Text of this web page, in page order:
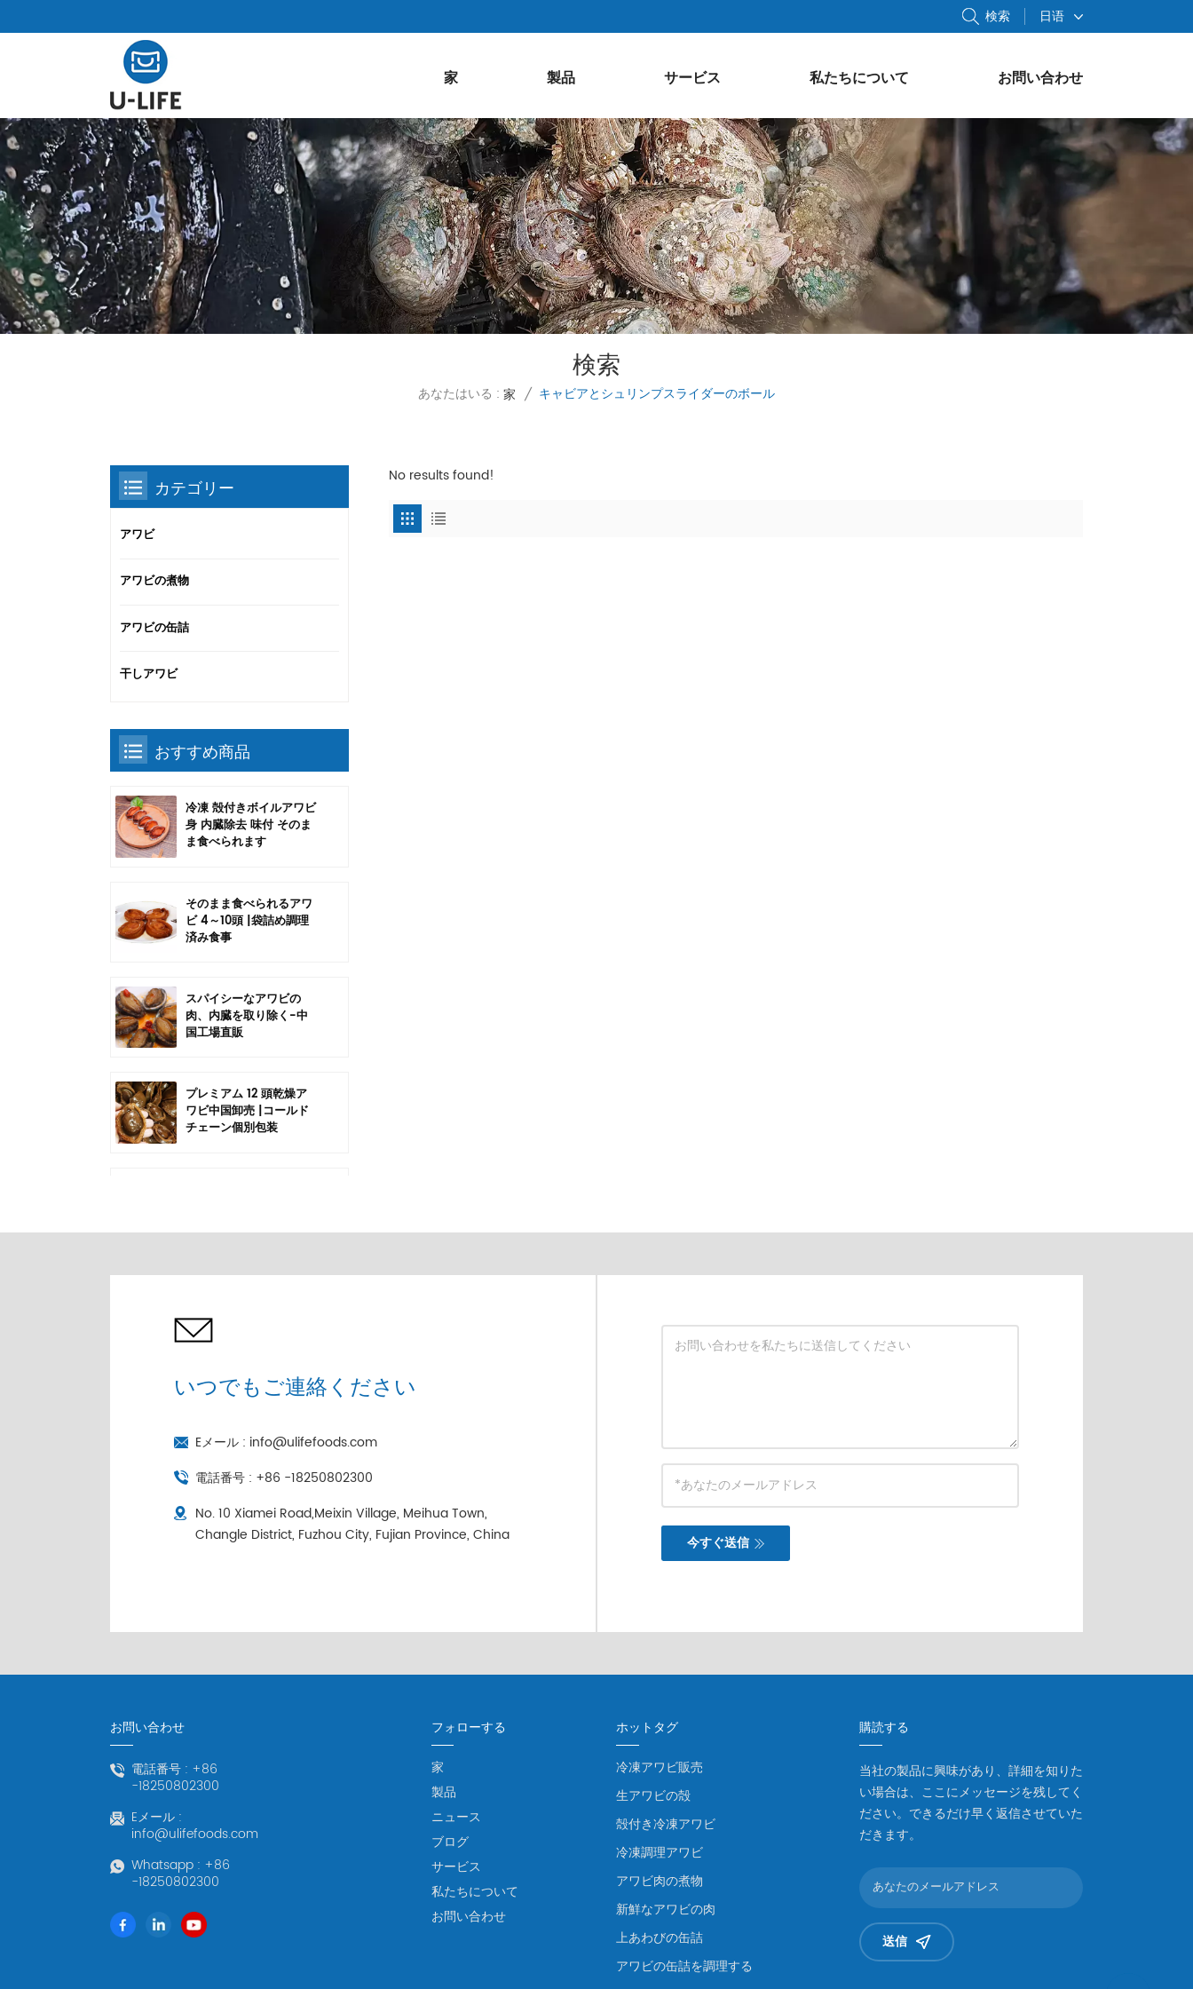
日语
検索
家 製品 サービス 私たちについて お問い合わせ
検索
あなたはいる : 家 / キャビアとシュリンプスライダーのボール
No results found!
カテゴリー
アワビ
アワビの煮物
アワビの缶詰
干しアワビ
おすすめ商品
冷凍 殻付きボイルアワビ
身 内臓除去 味付 そのま
ま食べられます
そのまま食べられるアワ
ビ 4～10頭 |袋詰め調理
済み食事
スパイシーなアワビの
肉、内臓を取り除く-中
国工場直販
プレミアム 12 頭乾燥ア
ワビ中国卸売 |コールド
チェーン個別包装
いつでもご連絡ください
Eメール : info@ulifefoods.com
電話番号 : +86 -18250802300
No. 10 Xiamei Road,Meixin Village, Meihua Town,
Changle District, Fuzhou City, Fujian Province, China
今すぐ送信
お問い合わせ
電話番号 : +86
-18250802300
Eメール :
info@ulifefoods.com
Whatsapp : +86
-18250802300
フォローする
家
製品
ニュース
ブログ
サービス
私たちについて
お問い合わせ
ホットタグ
冷凍アワビ販売
生アワビの殻
殻付き冷凍アワビ
冷凍調理アワビ
アワビ肉の煮物
新鮮なアワビの肉
上あわびの缶詰
アワビの缶詰を調理する
購読する
当社の製品に興味があり、詳細を知りた
い場合は、ここにメッセージを残してく
ださい。できるだけ早く返信させていた
だきます。
送信